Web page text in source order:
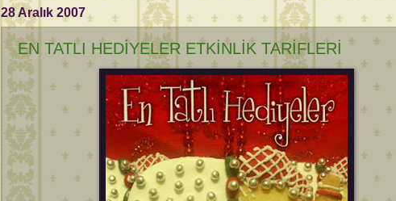
28 Aralık 2007
EN TATLI HEDİYELER ETKİNLİK TARİFLERİ